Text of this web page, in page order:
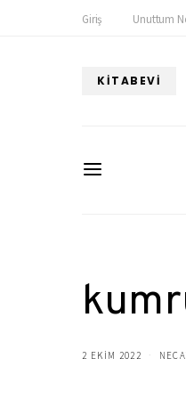
Giriş Unuttum
KITABEVI
2 EKIM 2022